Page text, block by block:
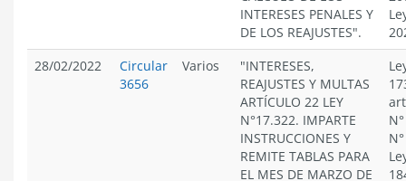
INTERESES PENALES Y
DE LOS REAJUSTES".
28/02/2022
Circular
3656
Varios
"INTERESES,
REAJUSTES Y MULTAS
ARTÍCULO 22 LEY
N°17.322. IMPARTE
INSTRUCCIONES Y
REMITE TABLAS PARA
EL MES DE MARZO DE